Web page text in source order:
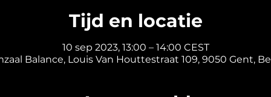
Tijd en locatie
10 sep 2023, 13:00 – 14:00 CEST
Balance, Louis Van Houttestraat 109, 9050 Gent,